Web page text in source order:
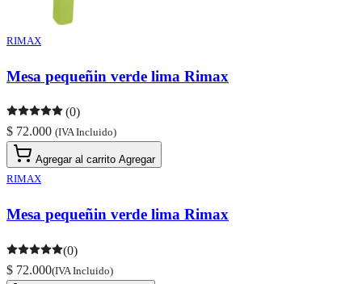
RIMAX
Mesa pequeñin verde lima Rimax
(0)
$ 72.000 (IVA Incluido)
Agregar al carrito Agregar
RIMAX
Mesa pequeñin verde lima Rimax
(0)
$ 72.000(IVA Incluido)